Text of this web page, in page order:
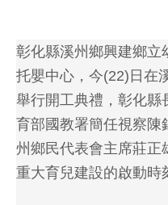
彰化縣溪州鄉興建鄉立
托嬰中心，今(22)日在
舉行開工典禮，彰化縣
育部國教署簡任視察陳
州鄉民代表會主席莊正
重大育兒建設的啟動時